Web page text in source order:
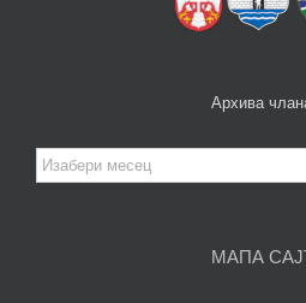
Архива
Архива
чланака
МАПА